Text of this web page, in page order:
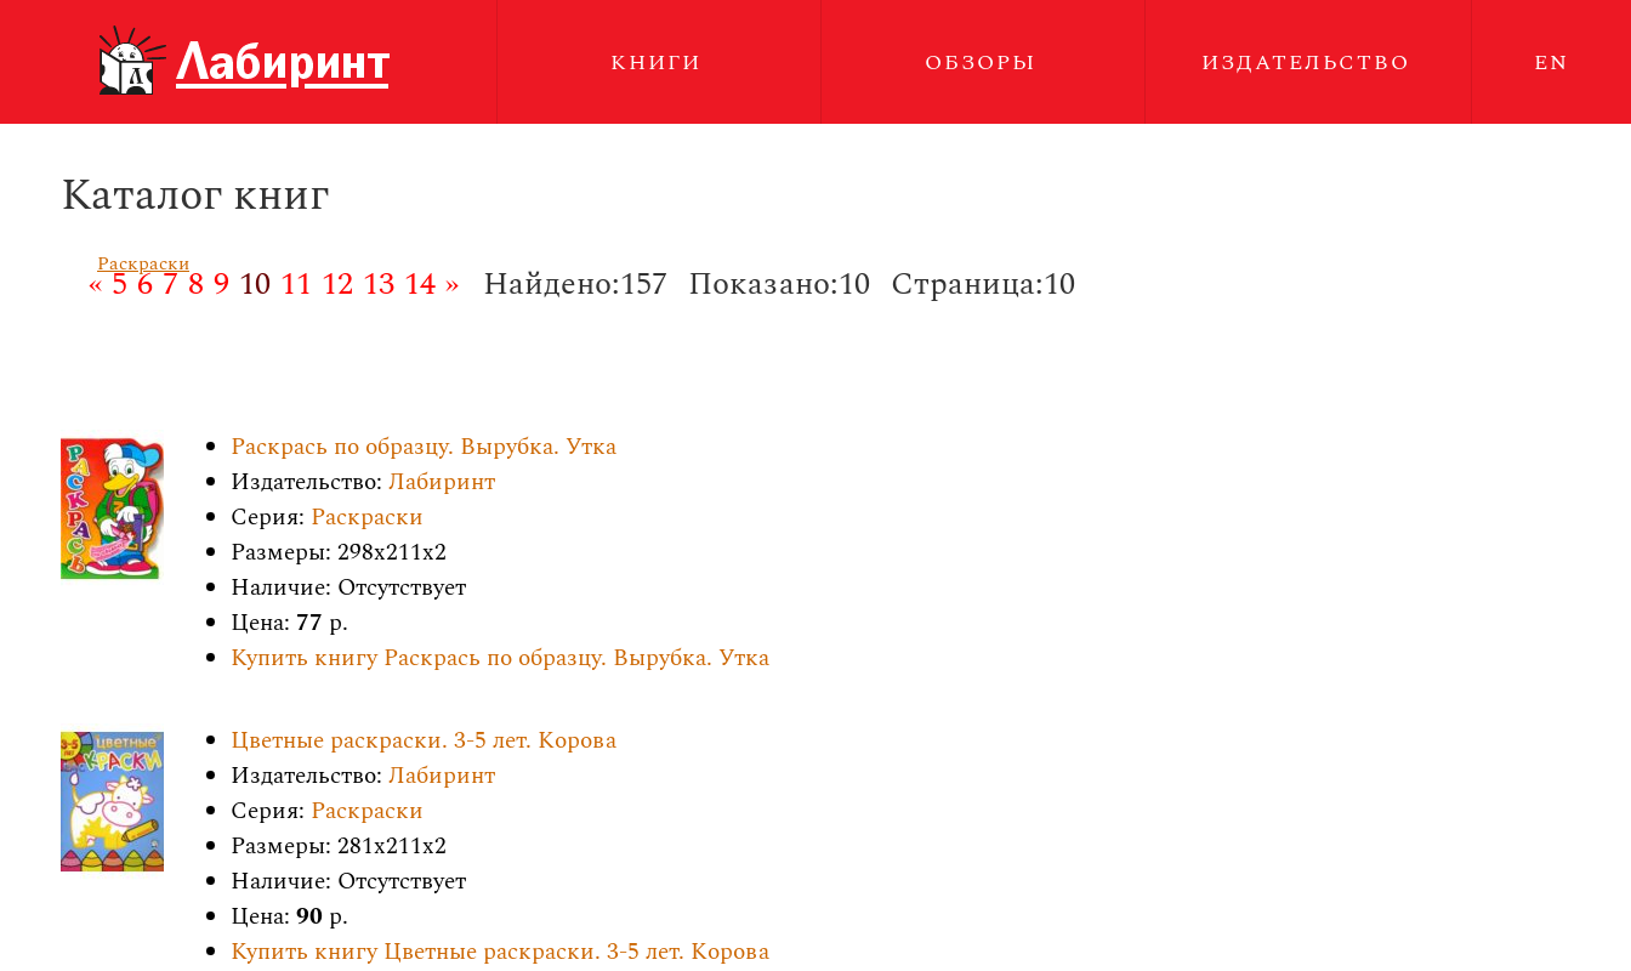
КНИГИ ОБЗОРЫ ИЗДАТЕЛЬСТВО EN
Каталог книг
Раскраски Найдено:157 Показано:10 Страница:10
« 5 6 7 8 9 10 11 12 13 14 »
Раскрась по образцу. Вырубка. Утка
Издательство: Лабиринт
Серия: Раскраски
Размеры: 298x211x2
Наличие: Отсутствует
Цена: 77 р.
Купить книгу Раскрась по образцу. Вырубка. Утка
Цветные раскраски. 3-5 лет. Корова
Издательство: Лабиринт
Серия: Раскраски
Размеры: 281x211x2
Наличие: Отсутствует
Цена: 90 р.
Купить книгу Цветные раскраски. 3-5 лет. Корова